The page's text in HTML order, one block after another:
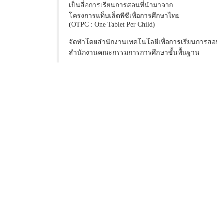
เป็นสื่อการเรียนการสอนที่นำมาจาก
โครงการแท็บเล็ตพีซีเพื่อการศึกษาไทย
(OTPC : One Tablet Per Child)
จัดทำโดยสำนักงานเทคโนโลยีเพื่อการเรียนการส
สำนักงานคณะกรรมการการศึกษาขั้นพื้นฐาน